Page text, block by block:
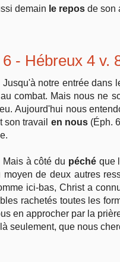
demain le repos de son
6 - Hébreux 4 v.
Jusqu'à notre entrée dans
combat. Mais nous ne
Aujourd'hui nous
son travail en nous(Éph.
Mais à côté du péchéque
moyen de deux autres
ici-bas, Christ a
rachetés toutes les
en approcher par la
seulement, que nous